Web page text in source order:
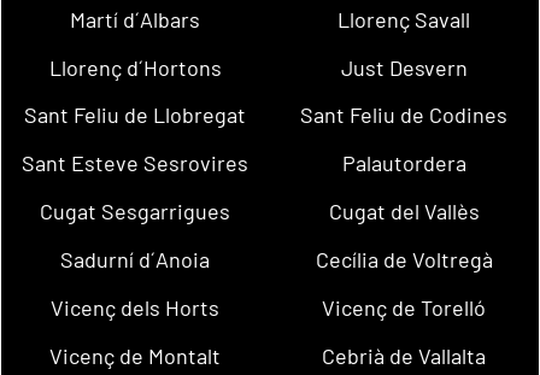
Martí d´Albars
Llorenç Savall
Llorenç d´Hortons
Just Desvern
Sant Feliu de Llobregat
Sant Feliu de Codines
Sant Esteve Sesrovires
Palautordera
Cugat Sesgarrigues
Cugat del Vallès
Sadurní d´Anoia
Cecília de Voltregà
Vicenç dels Horts
Vicenç de Torelló
Vicenç de Montalt
Cebrià de Vallalta